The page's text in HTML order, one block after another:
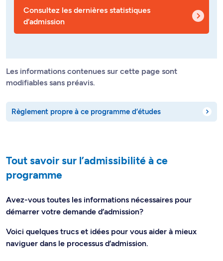
Consultez les dernières statistiques
d’admission
Les informations contenues sur cette page sont
modifiables sans préavis.
Règlement propre à ce programme d’études
Tout savoir sur l’admissibilité à ce
programme
Avez-vous toutes les informations nécessaires pour
démarrer votre demande d’admission?
Voici quelques trucs et idées pour vous aider à mieux
naviguer dans le processus d’admission.